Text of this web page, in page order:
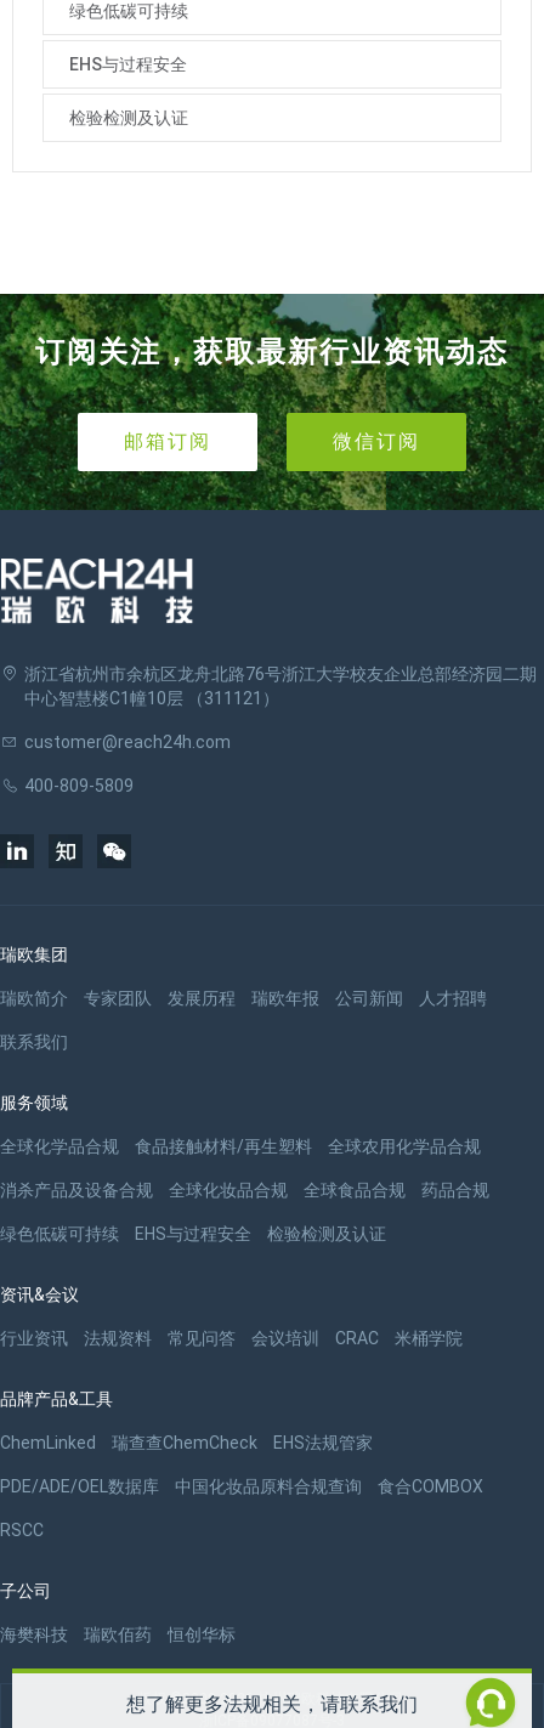
想了解更多法规相关，请联系我们
绿色低碳可持续
EHS与过程安全
检验检测及认证
订阅关注，获取最新行业资讯动态
邮箱订阅 微信订阅
浙江省杭州市余杭区龙舟北路76号浙江大学校友企业总部经济园二期
中心智慧楼C1幢10层 （311121）
customer@reach24h.com
400-809-5809
瑞欧集团
瑞欧简介 专家团队 发展历程 瑞欧年报 公司新闻 人才招聘
联系我们
服务领域
全球化学品合规 食品接触材料/再生塑料 全球农用化学品合规
消杀产品及设备合规 全球化妆品合规 全球食品合规 药品合规
绿色低碳可持续 EHS与过程安全 检验检测及认证
资讯&会议
行业资讯 法规资料 常见问答 会议培训 CRAC 米桶学院
品牌产品&工具
ChemLinked 瑞查查ChemCheck EHS法规管家
PDE/ADE/OEL数据库 中国化妆品原料合规查询 食合COMBOX
RSCC
子公司
海樊科技 瑞欧佰药 恒创华标
版权 ©2009-2026 杭州瑞欧科技有限公司